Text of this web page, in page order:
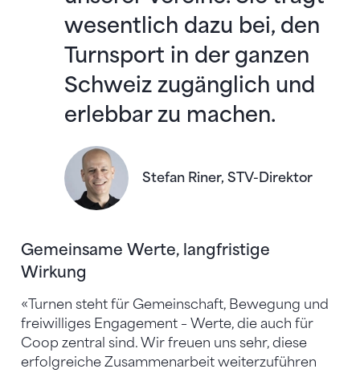
Stefan Riner, STV-Direktor
wesentlich dazu bei, den
Turnsport in der ganzen
Schweiz zugänglich und
erlebbar zu machen.
Gemeinsame Werte, langfristige
Wirkung
«Turnen steht für Gemeinschaft, Bewegung und
freiwilliges Engagement – Werte, die auch für
Coop zentral sind. Wir freuen uns sehr, diese
erfolgreiche Zusammenarbeit weiterzuführen